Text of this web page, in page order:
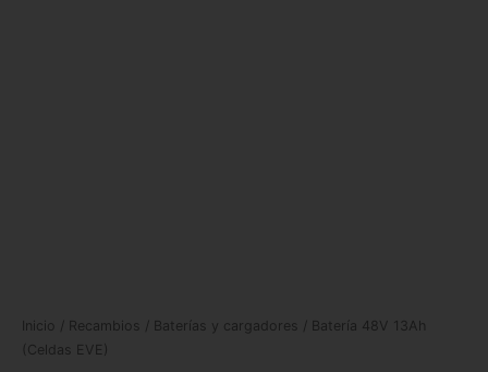
Inicio / Recambios / Baterías y cargadores / Batería 48V 13Ah
(Celdas EVE)